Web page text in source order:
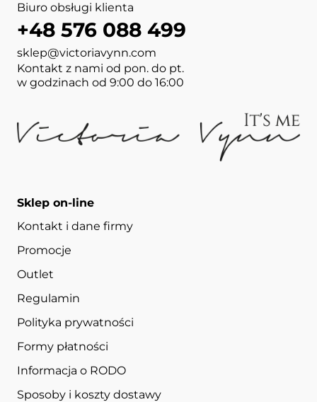
Biuro obsługi klienta
+48 576 088 499
sklep@victoriavynn.com
Kontakt z nami od pon. do pt.
w godzinach od 9:00 do 16:00
Sklep on-line
Kontakt i dane firmy
Promocje
Outlet
Regulamin
Polityka prywatności
Formy płatności
Informacja o RODO
Sposoby i koszty dostawy